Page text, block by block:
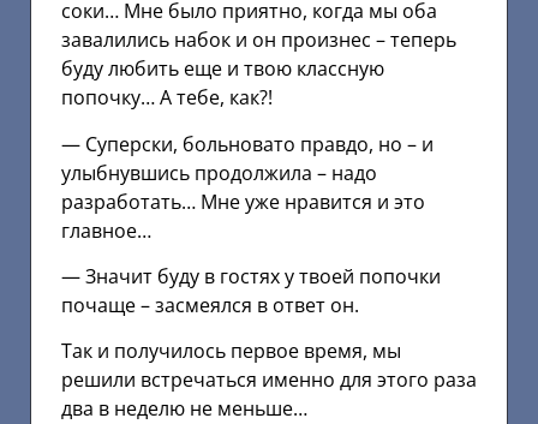
соки… Мне было приятно, когда мы оба
завалились набок и он произнес – теперь
буду любить еще и твою классную
попочку… А тебе, как?!
— Суперски, больновато правдо, но – и
улыбнувшись продолжила – надо
разработать… Мне уже нравится и это
главное…
— Значит буду в гостях у твоей попочки
почаще – засмеялся в ответ он.
Так и получилось первое время, мы
решили встречаться именно для этого раза
два в неделю не меньше…